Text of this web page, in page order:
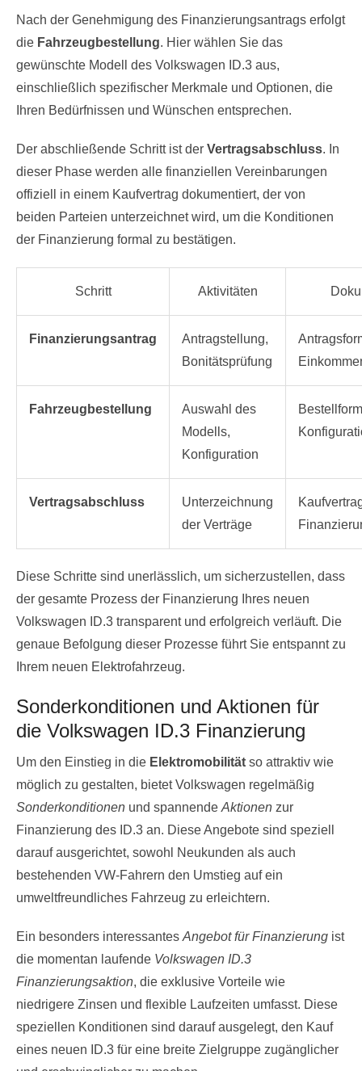
Nach der Genehmigung des Finanzierungsantrags erfolgt
die Fahrzeugbestellung. Hier wählen Sie das
gewünschte Modell des Volkswagen ID.3 aus,
einschließlich spezifischer Merkmale und Optionen, die
Ihren Bedürfnissen und Wünschen entsprechen.
Der abschließende Schritt ist der Vertragsabschluss. In
dieser Phase werden alle finanziellen Vereinbarungen
offiziell in einem Kaufvertrag dokumentiert, der von
beiden Parteien unterzeichnet wird, um die Konditionen
der Finanzierung formal zu bestätigen.
Schritt Aktivitäten
Finanzierungsantrag
Antragstellung,
Bonitätsprüfung
Fahrzeugbestellung
Auswahl des
Modells,
Konfiguration
Vertragsabschluss
Unterzeichnung
der Verträge
Diese Schritte sind unerlässlich, um sicherzustellen, dass
der gesamte Prozess der Finanzierung Ihres neuen
Volkswagen ID.3 transparent und erfolgreich verläuft. Die
genaue Befolgung dieser Prozesse führt Sie entspannt zu
Ihrem neuen Elektrofahrzeug.
Sonderkonditionen und Aktionen für
die Volkswagen ID.3 Finanzierung
Um den Einstieg in die Elektromobilität so attraktiv wie
möglich zu gestalten, bietet Volkswagen regelmäßig
Sonderkonditionen und spannende Aktionen zur
Finanzierung des ID.3 an. Diese Angebote sind speziell
darauf ausgerichtet, sowohl Neukunden als auch
bestehenden VW-Fahrern den Umstieg auf ein
umweltfreundliches Fahrzeug zu erleichtern.
Ein besonders interessantes Angebot für Finanzierung ist
die momentan laufende Volkswagen ID.3
Finanzierungsaktion, die exklusive Vorteile wie
niedrigere Zinsen und flexible Laufzeiten umfasst. Diese
speziellen Konditionen sind darauf ausgelegt, den Kauf
eines neuen ID.3 für eine breite Zielgruppe zugänglicher